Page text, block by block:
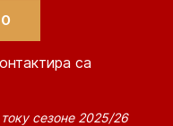
са
сезоне 2025/26